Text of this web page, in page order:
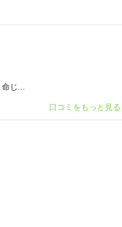
じ...
口コミをもっと見る